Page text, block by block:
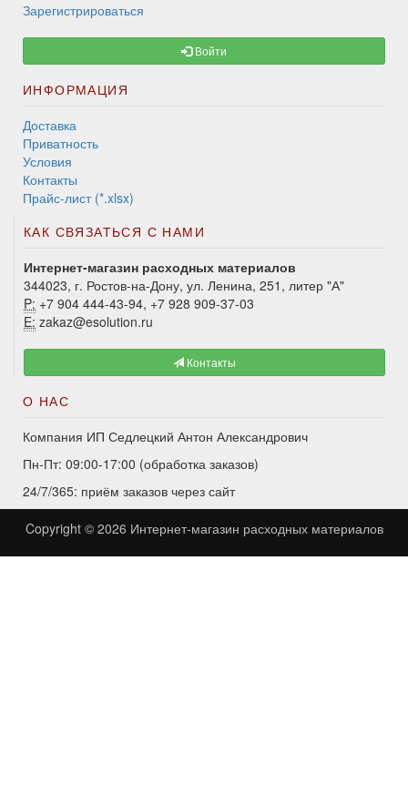
Зарегистрироваться
Войти
ИНФОРМАЦИЯ
Доставка
Приватность
Условия
Контакты
Прайс-лист (*.xlsx)
КАК СВЯЗАТЬСЯ С НАМИ
Интернет-магазин расходных материалов
344023, г. Ростов-на-Дону, ул. Ленина, 251, литер "А"
P: +7 904 444-43-94, +7 928 909-37-03
E: zakaz@esolution.ru
Контакты
О НАС
Компания ИП Седлецкий Антон Александрович
Пн-Пт: 09:00-17:00 (обработка заказов)
24/7/365: приём заказов через сайт
Copyright © 2026 Интернет-магазин расходных материалов